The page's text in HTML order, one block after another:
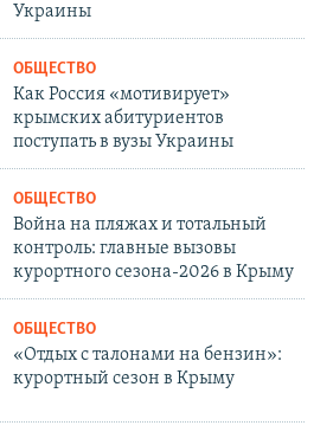
Украины
ОБЩЕСТВО
Как Россия «мотивирует»
крымских абитуриентов
поступать в вузы Украины
ОБЩЕСТВО
Война на пляжах и тотальный
контроль: главные вызовы
курортного сезона-2026 в Крыму
ОБЩЕСТВО
«Отдых с талонами на бензин»:
курортный сезон в Крыму